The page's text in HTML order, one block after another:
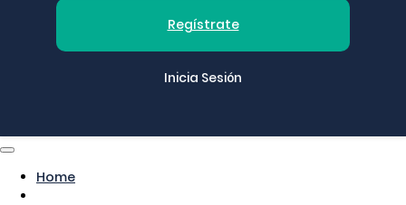
Regístrate
Inicia Sesión
Home